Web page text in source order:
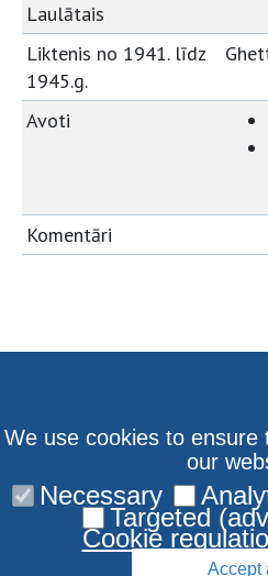
Laulātais
Liktenis no 1941. līdz
1945.g.
Avoti
Komentāri
We use cookies to ensure
our
Necessary
Targeted
Cookie
Accept